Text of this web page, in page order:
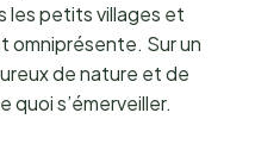
les petits villages et
omniprésente. Sur un
de nature et de
s’émerveiller.